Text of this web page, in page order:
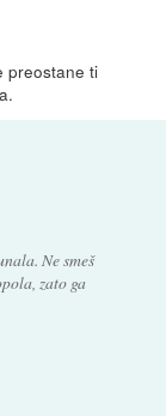
preostane ti
Ne smeš
zato ga